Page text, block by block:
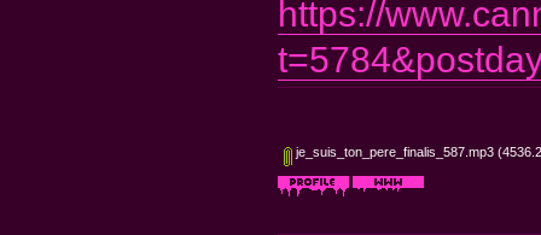
https://
je_suis_ton_pere_finalis_587.mp3